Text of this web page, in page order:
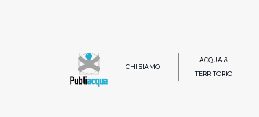
CHI SIAMO
ACQUA &
TERRITORIO